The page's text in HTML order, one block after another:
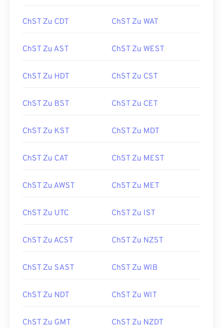
ChST Zu CDT ChST Zu WAT
ChST Zu AST ChST Zu WEST
ChST Zu HDT ChST Zu CST
ChST Zu BST ChST Zu CET
ChST Zu KST ChST Zu MDT
ChST Zu CAT ChST Zu MEST
ChST Zu AWST ChST Zu MET
ChST Zu UTC ChST Zu IST
ChST Zu ACST ChST Zu NZST
ChST Zu SAST ChST Zu WIB
ChST Zu NDT ChST Zu WIT
ChST Zu GMT ChST Zu NZDT